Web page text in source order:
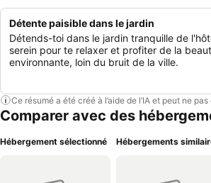
Détente paisible dans le jardin
Détends-toi dans le jardin tranquille de
serein pour te relaxer et profiter de la
environnante, loin du bruit de la ville.
Ce résumé a été créé à l’aide de l’IA et peut ne
Comparer avec des
Hébergement sélectionné Hébergements